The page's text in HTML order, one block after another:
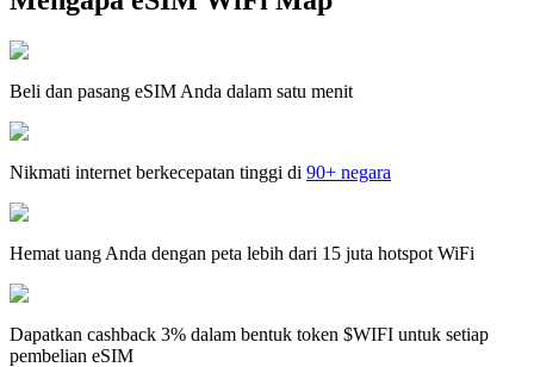
Beli dan pasang eSIM Anda dalam satu menit
Nikmati internet berkecepatan tinggi di 90+ negara
Hemat uang Anda dengan peta lebih dari 15 juta hotspot WiFi
Dapatkan cashback 3% dalam bentuk token $WIFI untuk setiap
pembelian eSIM